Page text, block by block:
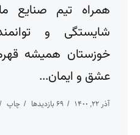
همراه تیم صنایع
شایستگی و
خوزستان همیشه
عشق و ایمان...
آذر ۲۲, ۱۴۰۰ 69 بازدیدها چاپ